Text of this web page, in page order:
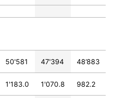
50'581 47'394 48’883
1'183.0 1'070.8 982.2